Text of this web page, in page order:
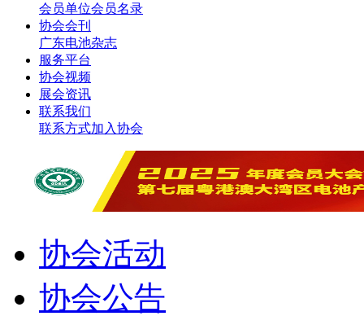
会员单位会员名录
协会会刊
广东电池杂志
服务平台
协会视频
展会资讯
联系我们
联系方式加入协会
协会活动
协会公告